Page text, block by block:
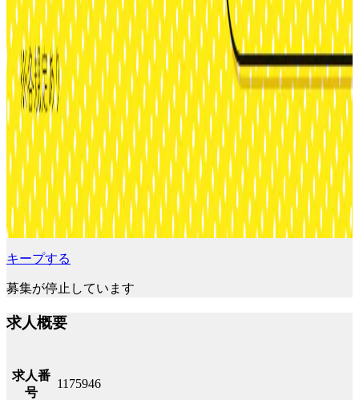
キープする
募集が停止しています
求人概要
求人番
号
1175946